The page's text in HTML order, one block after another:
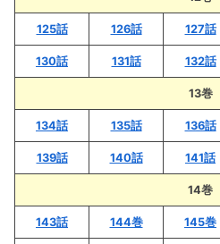
125話 126話 127話
130話 131話 132話
13巻
134話 135話 136話
139話 140話 141話
14巻
143話 144巻 145巻